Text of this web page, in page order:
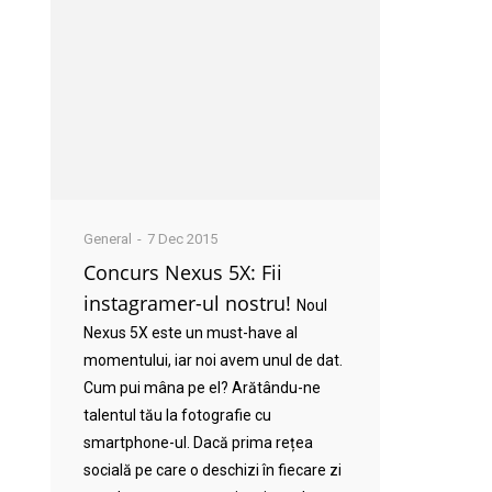
General 7 Dec 2015
Concurs Nexus 5X: Fii
instagramer-ul nostru! Noul
Nexus 5X este un must-have al
momentului, iar noi avem unul de dat.
Cum pui mâna pe el? Arătându-ne
talentul tău la fotografie cu
smartphone-ul. Dacă prima rețea
socială pe care o deschizi în fiecare zi